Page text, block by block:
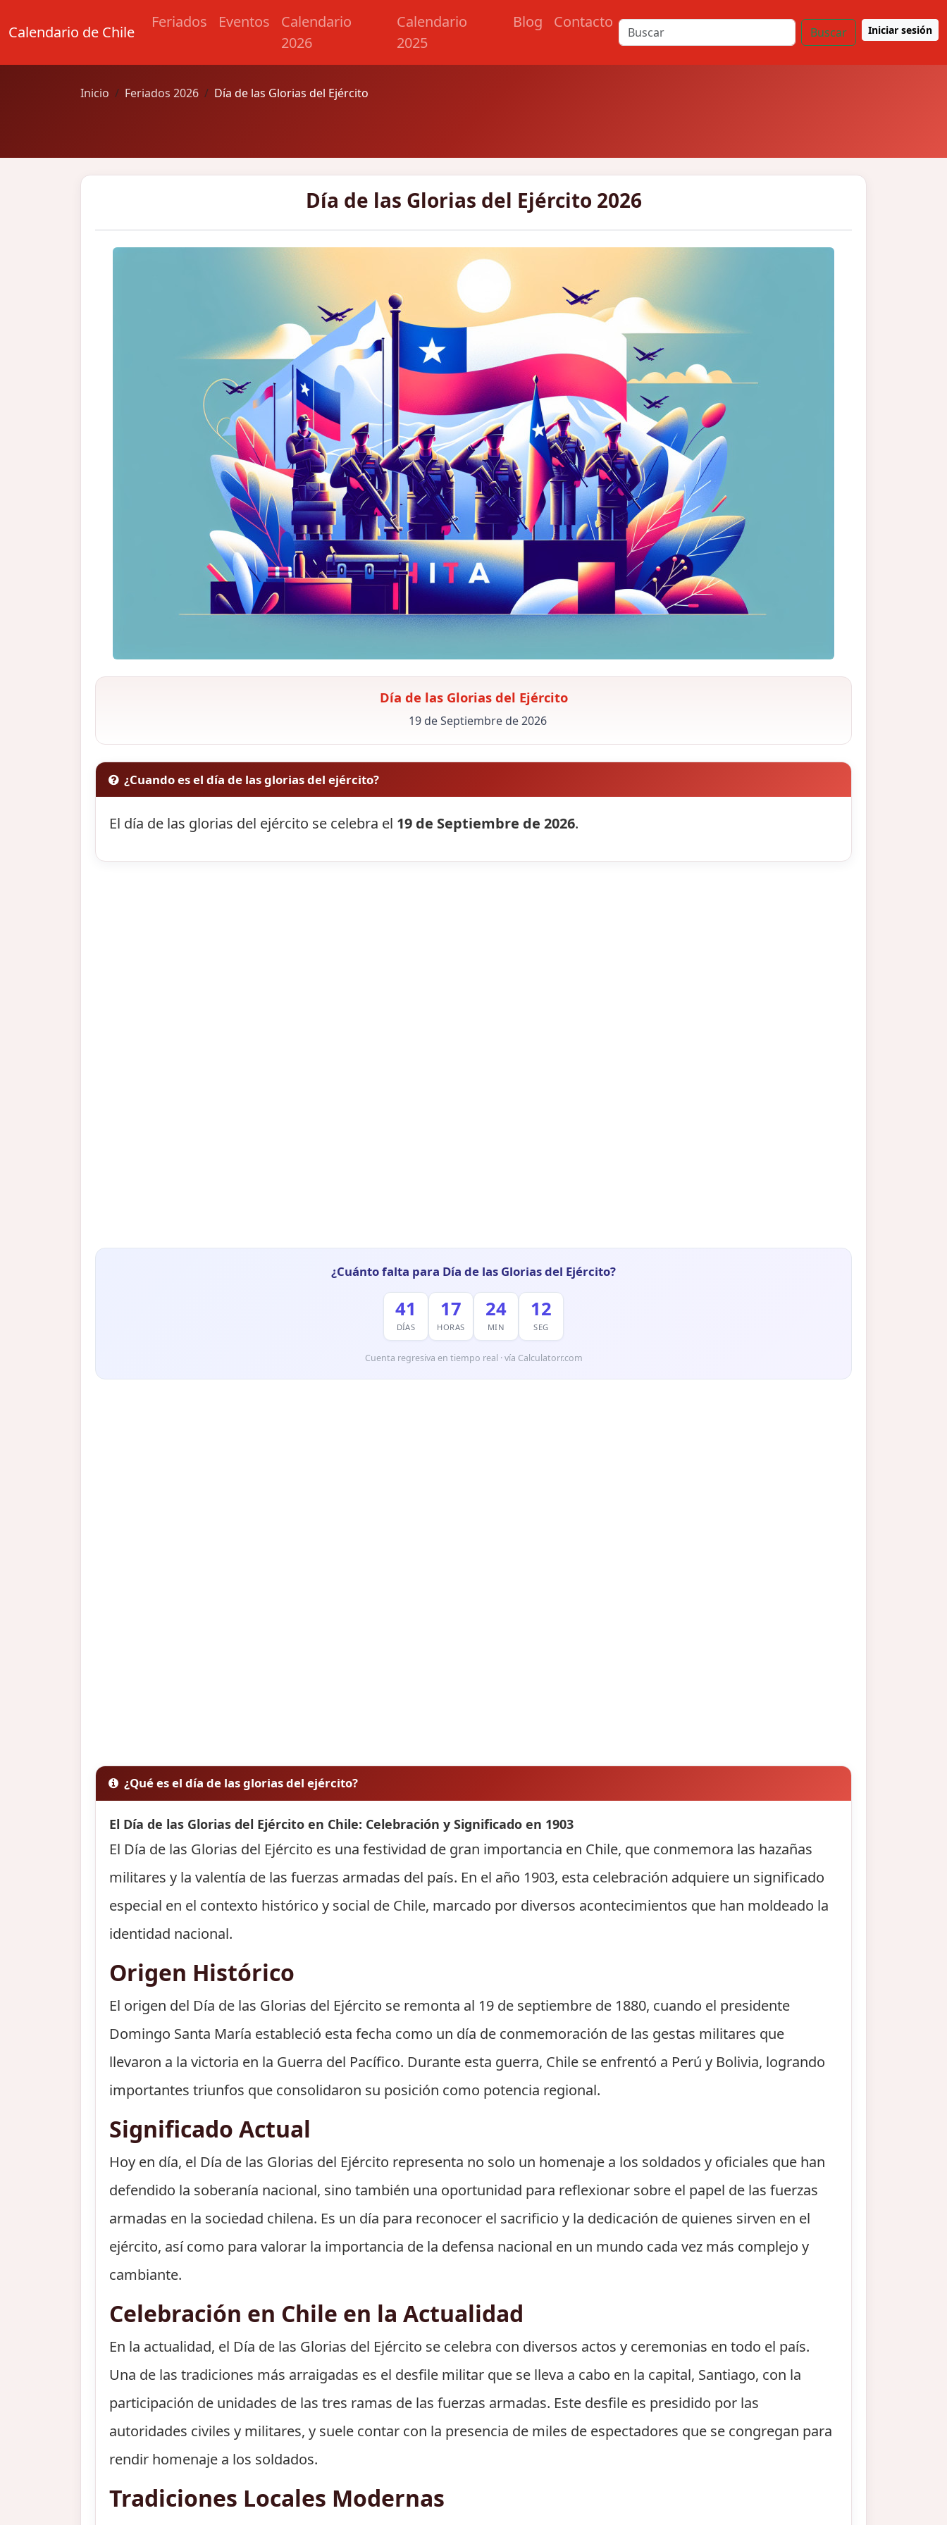
Calendario de Chile
Feriados Eventos
Calendario
2026
Calendario
2025
Blog Contacto
Buscar Iniciar sesión
Inicio Feriados 2026 Día de las Glorias del Ejército
Día de las Glorias del Ejército 2026
Día de las Glorias del Ejército
19 de Septiembre de 2026
¿Cuando es el día de las glorias del ejército?
El día de las glorias del ejército se celebra el 19 de Septiembre de 2026.
¿Cuánto falta para Día de las Glorias del Ejército?
41
DÍAS
17
HORAS
24
MIN
10
SEG
Cuenta regresiva en tiempo real · vía Calculatorr.com
¿Qué es el día de las glorias del ejército?
El Día de las Glorias del Ejército en Chile: Celebración y Significado en 1903
El Día de las Glorias del Ejército es una festividad de gran importancia en Chile, que conmemora las hazañas
militares y la valentía de las fuerzas armadas del país. En el año 1903, esta celebración adquiere un significado
especial en el contexto histórico y social de Chile, marcado por diversos acontecimientos que han moldeado la
identidad nacional.
Origen Histórico
El origen del Día de las Glorias del Ejército se remonta al 19 de septiembre de 1880, cuando el presidente
Domingo Santa María estableció esta fecha como un día de conmemoración de las gestas militares que
llevaron a la victoria en la Guerra del Pacífico. Durante esta guerra, Chile se enfrentó a Perú y Bolivia, logrando
importantes triunfos que consolidaron su posición como potencia regional.
Significado Actual
Hoy en día, el Día de las Glorias del Ejército representa no solo un homenaje a los soldados y oficiales que han
defendido la soberanía nacional, sino también una oportunidad para reflexionar sobre el papel de las fuerzas
armadas en la sociedad chilena. Es un día para reconocer el sacrificio y la dedicación de quienes sirven en el
ejército, así como para valorar la importancia de la defensa nacional en un mundo cada vez más complejo y
cambiante.
Celebración en Chile en la Actualidad
En la actualidad, el Día de las Glorias del Ejército se celebra con diversos actos y ceremonias en todo el país.
Una de las tradiciones más arraigadas es el desfile militar que se lleva a cabo en la capital, Santiago, con la
participación de unidades de las tres ramas de las fuerzas armadas. Este desfile es presidido por las
autoridades civiles y militares, y suele contar con la presencia de miles de espectadores que se congregan para
rendir homenaje a los soldados.
Tradiciones Locales Modernas